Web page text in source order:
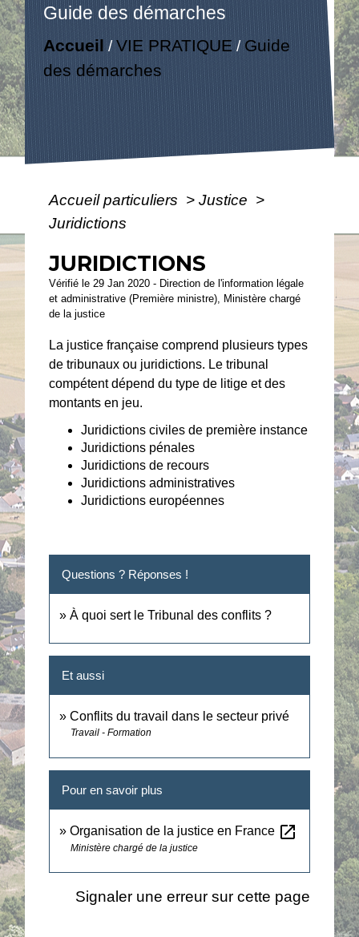
Guide des démarches
Accueil /VIE PRATIQUE / Guide
des démarches
Accueil particuliers > Justice >
Juridictions
JURIDICTIONS
Vérifié le 29 Jan 2020 - Direction de l'information légale
et administrative (Première ministre), Ministère chargé
de la justice
La justice française comprend plusieurs types
de tribunaux ou juridictions. Le tribunal
compétent dépend du type de litige et des
montants en jeu.
Juridictions civiles de première instance
Juridictions pénales
Juridictions de recours
Juridictions administratives
Juridictions européennes
Questions ? Réponses !
À quoi sert le Tribunal des conflits ?
Et aussi
Conflits du travail dans le secteur privé
Travail - Formation
Pour en savoir plus
Organisation de la justice en France open_in_new
Ministère chargé de la justice
Signaler une erreur sur cette page